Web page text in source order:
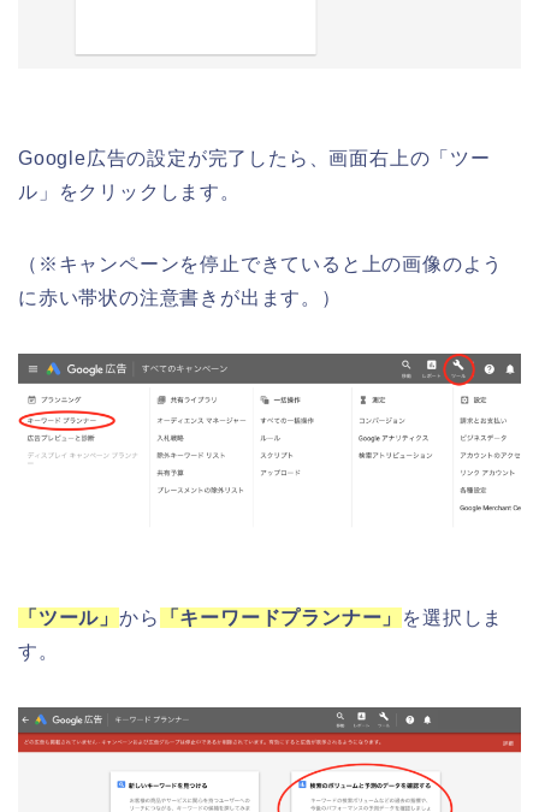
Google広告の設定が完了したら、画面右上の「ツー
ル」をクリックします。
（※キャンペーンを停止できていると上の画像のよう
に赤い帯状の注意書きが出ます。）
「ツール」 から 「キーワードプランナー」
を選択しま
す。